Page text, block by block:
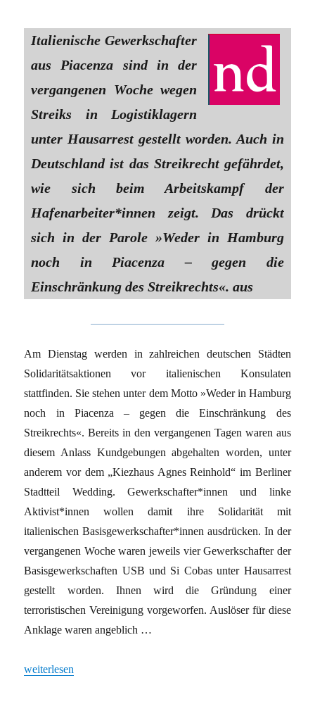
Italienische Gewerkschafter
aus Piacenza sind in der
vergangenen Woche wegen
Streiks in Logistiklagern
unter Hausarrest gestellt worden. Auch in
Deutschland ist das Streikrecht gefährdet,
wie sich beim Arbeitskampf der
Hafenarbeiter*innen zeigt. Das drückt
sich in der Parole »Weder in Hamburg
noch in Piacenza – gegen die
Einschränkung des Streikrechts«. aus
Am Dienstag werden in zahlreichen deutschen Städten
Solidaritätsaktionen vor italienischen Konsulaten
stattfinden. Sie stehen unter dem Motto »Weder in Hamburg
noch in Piacenza – gegen die Einschränkung des
Streikrechts«. Bereits in den vergangenen Tagen waren aus
diesem Anlass Kundgebungen abgehalten worden, unter
anderem vor dem „Kiezhaus Agnes Reinhold“ im Berliner
Stadtteil Wedding. Gewerkschafter*innen und linke
Aktivist*innen wollen damit ihre Solidarität mit
italienischen Basisgewerkschafter*innen ausdrücken. In der
vergangenen Woche waren jeweils vier Gewerkschafter der
Basisgewerkschaften USB und Si Cobas unter Hausarrest
gestellt worden. Ihnen wird die Gründung einer
terroristischen Vereinigung vorgeworfen. Auslöser für diese
Anklage waren angeblich …
„Angriffe auf das Streikrecht“
weiterlesen